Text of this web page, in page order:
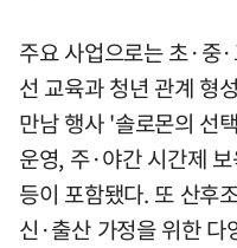
주요 사업으로는 초·중
선 교육과 청년 관계 형
만남 행사 '솔로몬의 선
운영, 주·야간 시간제
등이 포함됐다. 또 산후
신·출산 가정을 위한 다